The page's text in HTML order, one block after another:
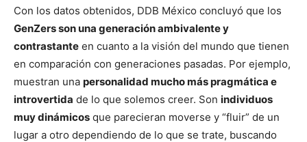
Con los datos obtenidos, DDB México concluyó que los
GenZers son una generación ambivalente y
contrastante en cuanto a la visión del mundo que tienen
en comparación con generaciones pasadas. Por ejemplo,
muestran una personalidad mucho más pragmática e
introvertida de lo que solemos creer. Son individuos
muy dinámicos que parecieran moverse y “fluir” de un
lugar a otro dependiendo de lo que se trate, buscando